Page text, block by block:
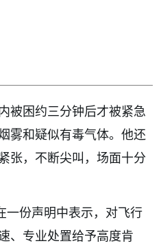
被困约三分钟后才被紧急
雾和疑似有毒气体。他还
张，不断尖叫，场面十分
一份声明中表示，对飞行
、专业处置给予高度肯